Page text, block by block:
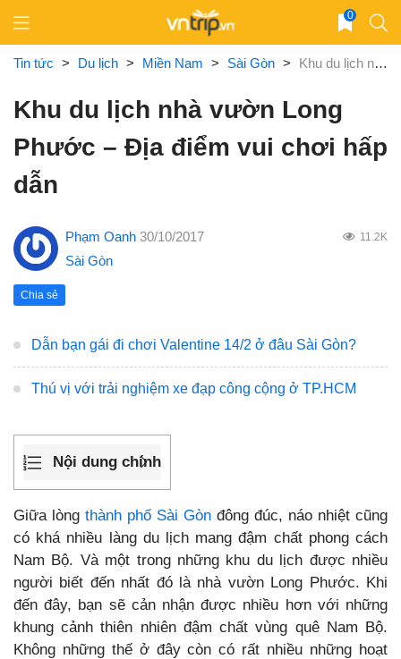
content
0
Tin tức > Du lịch > Miền Nam > Sài Gòn > Khu du lịch nhà vườn Long Phước – Địa điểm vui chơi hấp dẫn
Khu du lịch nhà vườn Long
Phước – Địa điểm vui chơi hấp
dẫn
Phạm Oanh 30/10/2017 11.2K
Sài Gòn
Chia sẻ
Dẫn bạn gái đi chơi Valentine 14/2 ở đâu Sài Gòn?
Thú vị với trải nghiệm xe đạp công cộng ở TP.HCM
Nội dung chính
Giữa lòng thành phố Sài Gòn đông đúc, náo nhiệt cũng
có khá nhiều làng du lịch mang đậm chất phong cách
Nam Bộ. Và một trong những khu du lịch được nhiều
người biết đến nhất đó là nhà vườn Long Phước. Khi
đến đây, bạn sẽ cản nhận được nhiều hơn với những
khung cảnh thiên nhiên đậm chất vùng quê Nam Bộ.
Không những thế ở đây còn có rất nhiều những hoạt